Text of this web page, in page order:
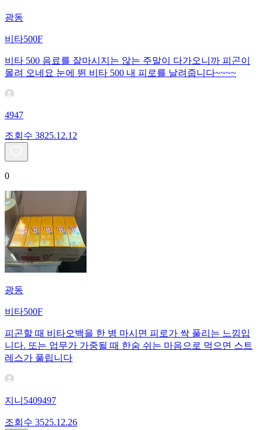
광동
비타500F
비타 500 음료를 잘마시지는 않는 주말이 다가오니까 피곤이
몰려 오네요 눈에 뛴 비타 500 내 피로를 날려줍니다~~~~
4947
조회수 3825.12.12
0
광동
비타500F
피곤할 때 비타오백을 한 병 마시면 피로가 싹 풀리는 느낌입
니다. 또는 업무가 가중될 때 한숨 쉬는 마음으로 먹으면 스트
레스가 풀립니다
지니5409497
조회수 3525.12.26